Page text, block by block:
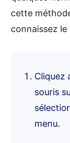
cette
connaissez
Cliquez
souris
menu.